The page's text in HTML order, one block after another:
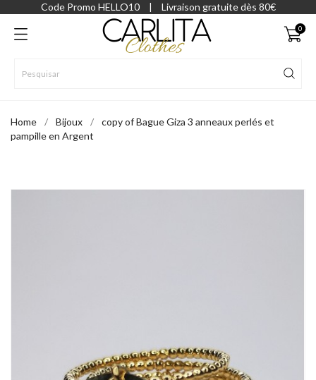
Code Promo HELLO10 | Livraison gratuite dès 80€
0
Home Bijoux
copy of Bague Giza 3 anneaux perlés et
pampille en Argent